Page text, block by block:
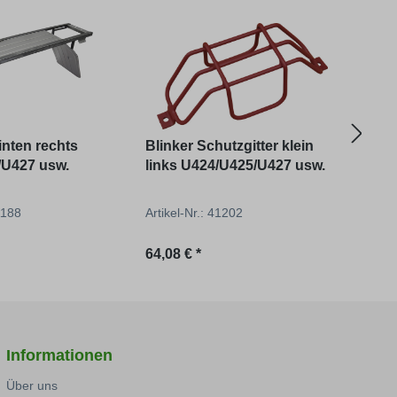
rechts
usw.
Blinker Schutzgitter klein
links U424/U425/U427 usw.
Artikel-Nr.: 41202
Regulärer Preis:
64,08 € *
Informationen
Über uns